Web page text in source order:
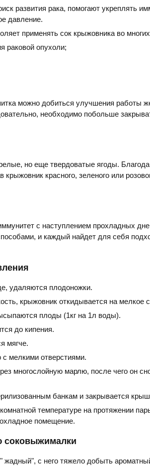
развития рака, помогают укреплять
давление.
применять сок крыжовника во
раковой опухоли;
можно добиться улучшения работы
необходимо побольше
но еще твердоватые ягоды.
красного, зеленого или
с наступлением прохладных
и каждый найдет для себя
удаляются плодоножки.
крыжовник откидывается на мелкое
плоды (1кг на 1л воды).
до кипения.
мягче.
с мелкими отверстиями.
многослойную марлю, после чего он
банкам и закрывается
температуре на протяжении
помещение.
соковыжималки
с него тяжело добыть